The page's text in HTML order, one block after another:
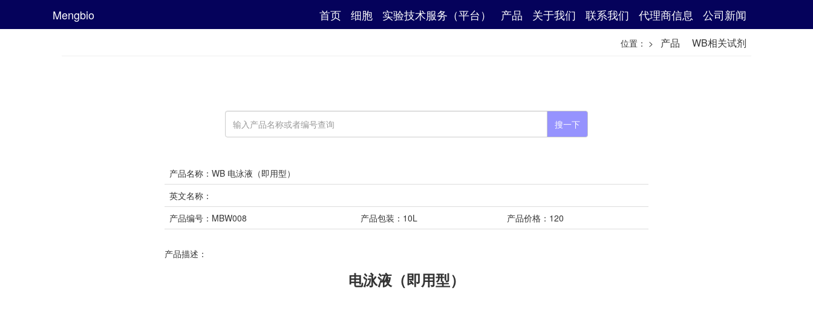
Mengbio 首页 细胞 实验技术服务（平台） 产品 关于我们 联系我们 代理商信息 公司新闻
位置： > 产品 WB相关试剂
搜一下
产品名称：WB 电泳液（即用型）
英文名称：
产品编号：MBW008
产品包装：10L 产品价格：120
产品描述：
电泳液（即用型）